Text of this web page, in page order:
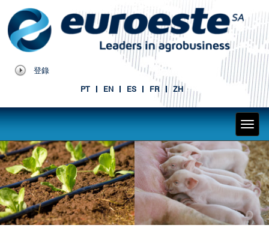
登錄
PT
EN ES FR ZH